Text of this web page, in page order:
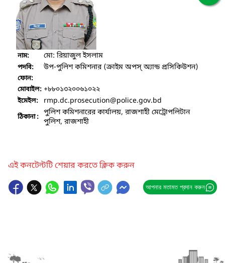
নাম: মো: রিয়াজুল ইসলাম
পদবি: উপ-পুলিশ কমিশনার (ক্রাইম অপস্ অ্যান্ড প্রসিকিউশন)
ফোন:
মোবাইল: +৮৮০১৩২০০৬১০২২
ইমেইল: rmp.dc.prosecution@police.gov.bd
ঠিকানা : পুলিশ কমিশনারের কার্যালয়, রাজশাহী মেট্রোপলিটান
পুলিশ, রাজশাহী
এই কনটেন্টটি শেয়ার করতে ক্লিক করুন
আপনার মতামত প্রদান করুন